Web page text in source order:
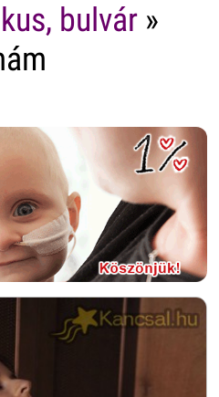
bulvár»